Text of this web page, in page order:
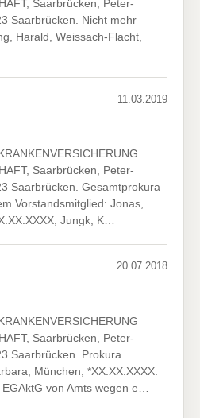
Saarbrücken, Peter-
Saarbrücken. Nicht mehr
Harald, Weissach-Flacht,
11.03.2019
Saarbrücken, Peter-
Saarbrücken. Gesamtprokura
Vorstandsmitglied: Jonas,
Jungk, K…
20.07.2018
Saarbrücken, Peter-
Saarbrücken. Prokura
München, *XX.XX.XXXX.
von Amts wegen e…